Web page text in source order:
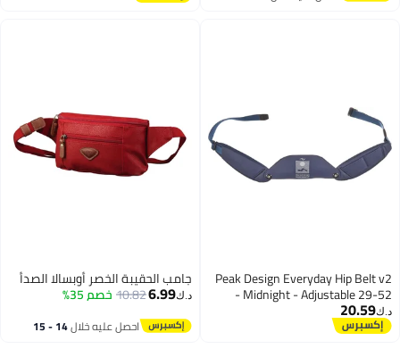
Peak Design Everyday Hip Belt v2
- Midnight - Adjustable 29-52
د.ك‏20.59
2
جامب الحقيبة الخصر أوبسالا الصدأ
د.ك‏6.99
10.82خصم 35%
احصل عليه خلال 14 - 15